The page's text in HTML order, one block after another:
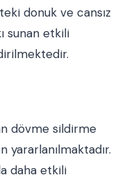
donuk ve cansız
sunan etkili
dövme sildirme
daha etkili